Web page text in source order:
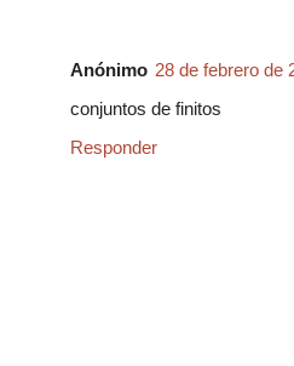
Anónimo 28 de febrero de
conjuntos de finitos
Responder